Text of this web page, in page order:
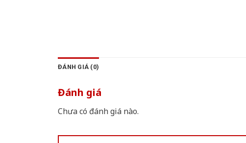
ĐÁNH GIÁ (0)
Đánh giá
Chưa có đánh giá nào.